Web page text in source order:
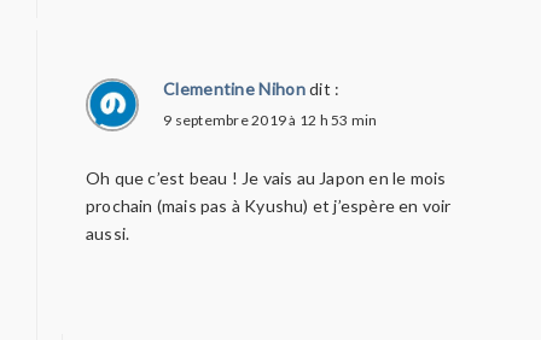
Clementine Nihondit :
9 septembre 2019 à 12 h 53 min
Oh que c’est beau ! Je vais au Japon en le mois
prochain (mais pas à Kyushu) et j’espère en voir
aussi.